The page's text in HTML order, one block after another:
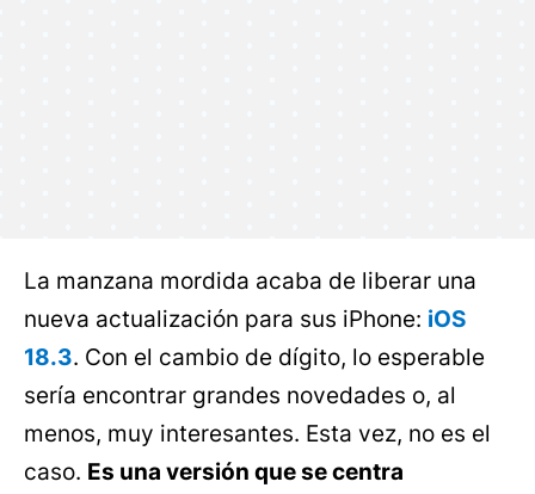
La manzana mordida acaba de liberar una
nueva actualización para sus iPhone: iOS
18.3. Con el cambio de dígito, lo esperable
sería encontrar grandes novedades o, al
menos, muy interesantes. Esta vez, no es el
caso. Es una versión que se centra